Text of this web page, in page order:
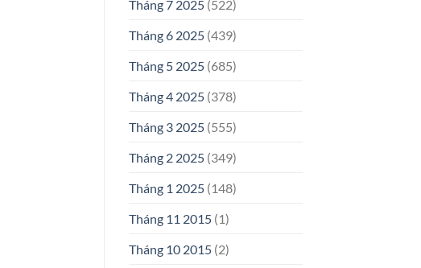
Tháng 7 2025(522)
Tháng 6 2025(439)
Tháng 5 2025(685)
Tháng 4 2025(378)
Tháng 3 2025(555)
Tháng 2 2025(349)
Tháng 1 2025(148)
Tháng 11 2015(1)
Tháng 10 2015(2)